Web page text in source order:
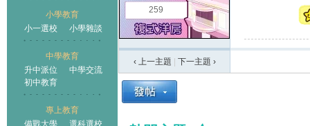
小學教育
小一選校
小學雜談
中學教育
升中派位
中學交流
初中教育
專上教育
備戰大學
選科選校
259
‹ 上一主題 下一主題 ›